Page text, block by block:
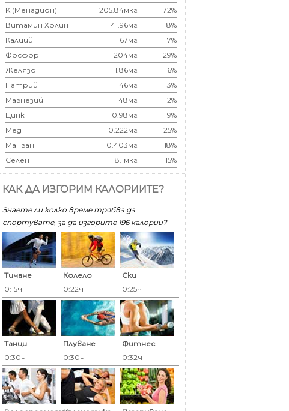
K (Менадион)
205.84мкг
172%
Витамин Холин
41.96мг
8%
Калций
67мг
7%
Фосфор
204мг
29%
Желязо
1.86мг
16%
Натрий
46мг
3%
Магнезий
48мг
12%
Цинк
0.98мг
9%
Мед
0.222мг
25%
Манган
0.403мг
18%
Селен
8.1мкг 15%
КАК ДА ИЗГОРИМ КАЛОРИИТЕ?
Знаете ли колко време трябва да
спортувате, за да изгорите 196 калoрии?
Тичане
0:15ч
Колело
0:22ч
Ски
0:25ч
Танци
0:30ч
Плуване
0:30ч
Фитнес
0:32ч